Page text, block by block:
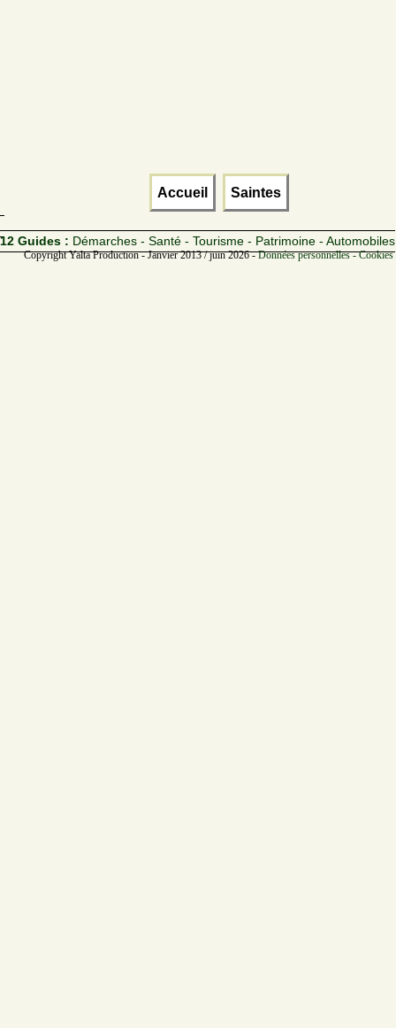
Accueil Saintes
12 Guides : Démarches - Santé - Tourisme - Patrimoine - Automobiles
Copyright Yalta Production - Janvier 2013 / juin 2026 -Données personnelles -